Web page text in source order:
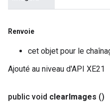
Renvoie
cet objet pour le
Ajouté au niveau d'API XE21
public void clearImages ()